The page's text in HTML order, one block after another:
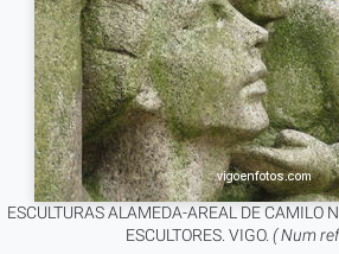
ESCULTURAS ALAMEDA-AREAL DE CAMILO
ESCULTORES. VIGO. ( Num